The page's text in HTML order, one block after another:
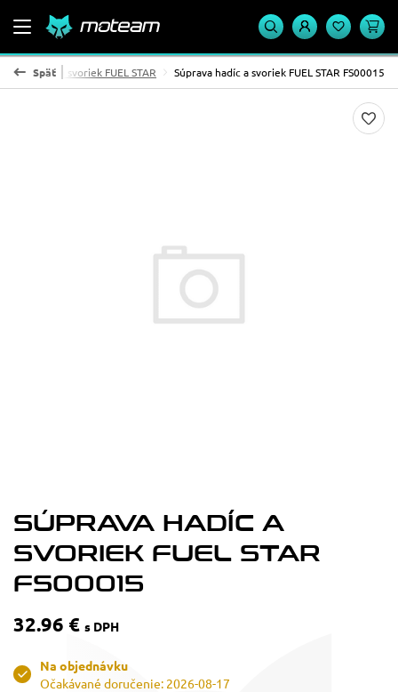
Späť
Sady hadíc a svoriek FUEL STAR Súprava hadíc a svoriek FUEL STAR FS00015
SÚPRAVA HADÍC A
SVORIEK FUEL STAR
FS00015
32.96 € s DPH
Na objednávku
Očakávané doručenie: 2026-08-17